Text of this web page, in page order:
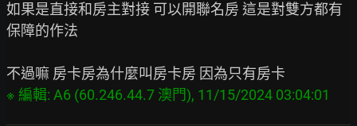
如果是直接和房主對接 可以開聯名房 這是對雙方都有
保障的作法